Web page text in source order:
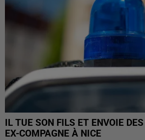
IL TUE SON FILS ET ENVOIE
EX-COMPAGNE À NICE